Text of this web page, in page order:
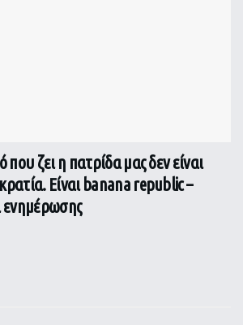
ζει η πατρίδα μας δεν είναι
Είναι banana republic –
ενημέρωσης